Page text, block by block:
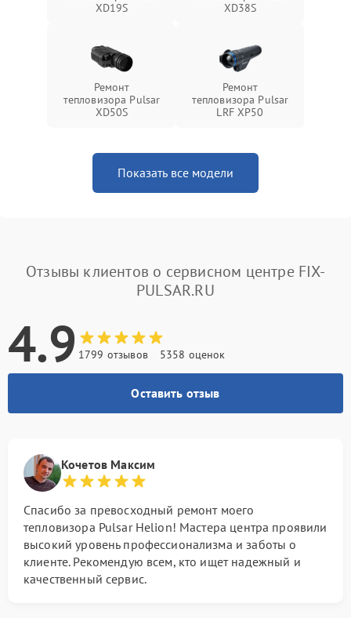
XD19S
XD38S
Ремонт
тепловизора Pulsar
XD50S
Ремонт
тепловизора Pulsar
LRF XP50
Показать все модели
Отзывы клиентов о сервисном центре FIX-
PULSAR.RU
4.9 1799 отзывов 5358 оценок
Оставить отзыв
Кочетов Максим
Спасибо за превосходный ремонт моего
тепловизора Pulsar Helion! Мастера центра проявили
высокий уровень профессионализма и заботы о
клиенте. Рекомендую всем, кто ищет надежный и
качественный сервис.